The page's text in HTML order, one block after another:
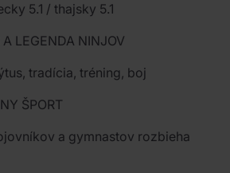
5.1 / thajsky 5.1
LEGENDA NINJOV
tradícia, tréning, boj
ŠPORT
a gymnastov rozbieha